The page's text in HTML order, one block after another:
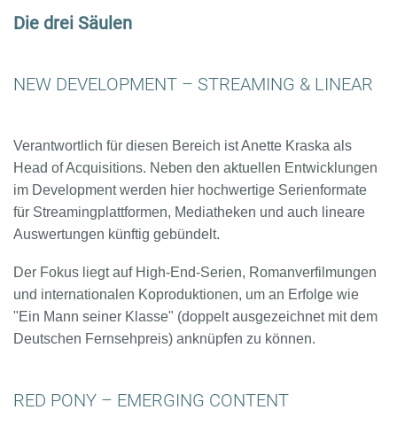
Die drei Säulen
NEW DEVELOPMENT – STREAMING & LINEAR
Verantwortlich für diesen Bereich ist Anette Kraska als
Head of Acquisitions. Neben den aktuellen Entwicklungen
im Development werden hier hochwertige Serienformate
für Streamingplattformen, Mediatheken und auch lineare
Auswertungen künftig gebündelt.
Der Fokus liegt auf High-End-Serien, Romanverfilmungen
und internationalen Koproduktionen, um an Erfolge wie
"Ein Mann seiner Klasse" (doppelt ausgezeichnet mit dem
Deutschen Fernsehpreis) anknüpfen zu können.
RED PONY – EMERGING CONTENT